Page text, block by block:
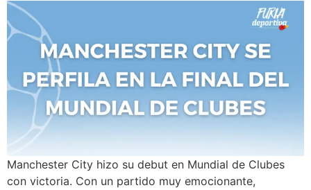
Manchester City hizo su debut en Mundial de Clubes
con victoria. Con un partido muy emocionante,